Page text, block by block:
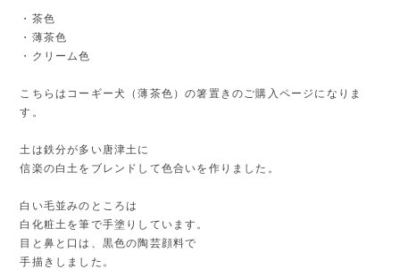
・茶色
・薄茶色
・クリーム色
こちらはコーギー犬（薄茶色）の箸置きのご購入ページになりま
す。
土は鉄分が多い唐津土に
信楽の白土をブレンドして色合いを作りました。
白い毛並みのところは
白化粧土を筆で手塗りしています。
目と鼻と口は、黒色の陶芸顔料で
手描きしました。